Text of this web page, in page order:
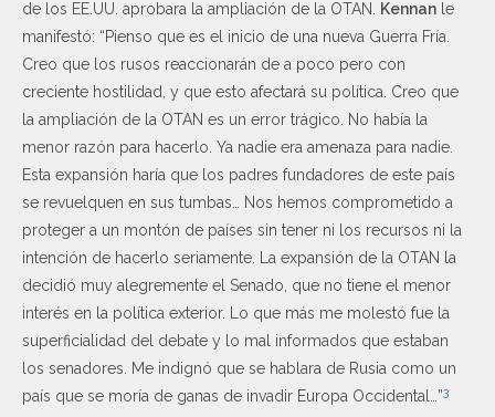
de los EE.UU. aprobara la ampliación de la OTAN.
Kennan le
manifestó: “Pienso que es el inicio de una nueva Guerra Fría.
Creo que los rusos reaccionarán de a poco pero con
creciente hostilidad, y que esto afectará su política. Creo que
la ampliación de la OTAN es un error trágico. No había la
menor razón para hacerlo. Ya nadie era amenaza para nadie.
Esta expansión haría que los padres fundadores de este país
se revuelquen en sus tumbas… Nos hemos comprometido a
proteger a un montón de países sin tener ni los recursos ni la
intención de hacerlo seriamente. La expansión de la OTAN la
decidió muy alegremente el Senado, que no tiene el menor
interés en la política exterior. Lo que más me molestó fue la
superficialidad del debate y lo mal informados que estaban
los senadores. Me indignó que se hablara de Rusia como un
país que se moría de ganas de invadir Europa Occidental…”3